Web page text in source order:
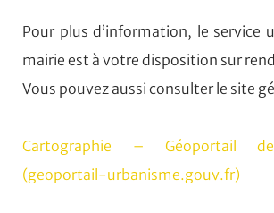
Pour plus d’information, le service
mairie est à votre disposition sur
Vous pouvez aussi consulter le site
Cartographie – Géoportail de
(geoportail-urbanisme.gouv.fr)